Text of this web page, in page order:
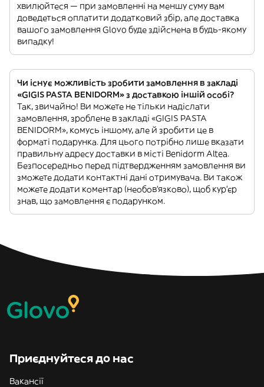
хвилюйтеся — при замовленні на меншу суму вам
доведеться оплатити додатковий збір, але доставка
вашого замовлення Glovo буде здійснена в будь-якому
випадку!
Чи існує можливість зробити замовлення в закладі
«GIGIS PASTA BENIDORM» з доставкою іншій особі?
Так, звичайно! Ви можете не тільки надіслати
замовлення, зроблене в закладі «GIGIS PASTA
BENIDORM», комусь іншому, але й зробити це в
форматі подарунка. Для цього потрібно лише вказати
правильну адресу доставки в місті Benidorm Altea.
Безпосередньо перед підтвердженням замовлення ви
зможете додати контактні дані отримувача. Ви також
можете додати коментар (необов'язково), щоб кур'єр
знав, що замовлення є подарунком.
Приєднуйтеся до нас
Вакансії